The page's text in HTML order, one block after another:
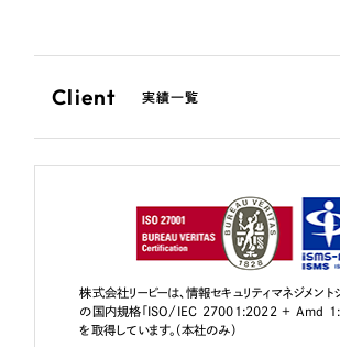
Client 実績一覧
株式会社リーピーは、情報セキュリティマネジメント
の国内規格「ISO/IEC 27001:2022 + Amd
を取得しています。（本社のみ）